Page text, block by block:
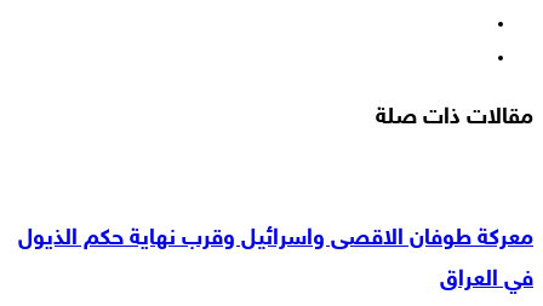
مقالات ذات صلة
معركة طوفان الاقصى واسرائيل وقرب نهاية حكم الذيول
في العراق